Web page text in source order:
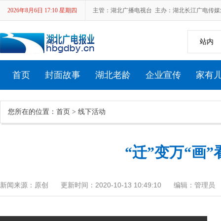
2026年8月6日 17:10 星期四 主管：湖北广播电视台 主办：湖北长江广电传
站内
首页 封面故事 湖北老龄 企业宣传 家有
您所在的位置： 首页 > 线下活动
“迁”变万“画”
新闻来源：原创 更新时间：2020-10-13 10:49:10 编辑：管理员